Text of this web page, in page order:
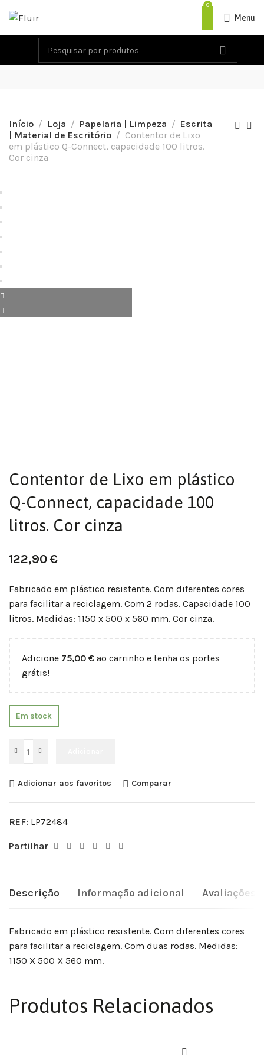
0
Menu
Início Loja Papelaria | Limpeza
Escrita
| Material de Escritório
Contentor de Lixo
em plástico Q-Connect, capacidade 100 litros.
Cor cinza
Contentor de Lixo em plástico
Q-Connect, capacidade 100
litros. Cor cinza
122,90€
Fabricado em plástico resistente. Com diferentes cores
para facilitar a reciclagem. Com 2 rodas. Capacidade 100
litros. Medidas: 1150 x 500 x 560 mm. Cor cinza.
Adicione 75,00 € ao carrinho e tenha os portes
grátis!
Em stock
Adicionar aos favoritos Comparar
REF: LP72484
Partilhar
Descrição Informação adicional Avaliações
Fabricado em plástico resistente. Com diferentes cores
para facilitar a reciclagem. Com duas rodas. Medidas:
1150 X 500 X 560 mm.
Produtos Relacionados